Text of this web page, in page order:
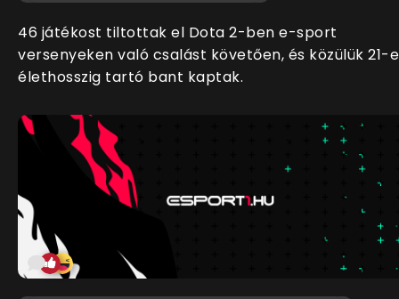
46 játékost tiltottak el Dota 2-ben e-sport
versenyeken való csalást követően, és közülük 21-
élethosszig tartó bant kaptak.